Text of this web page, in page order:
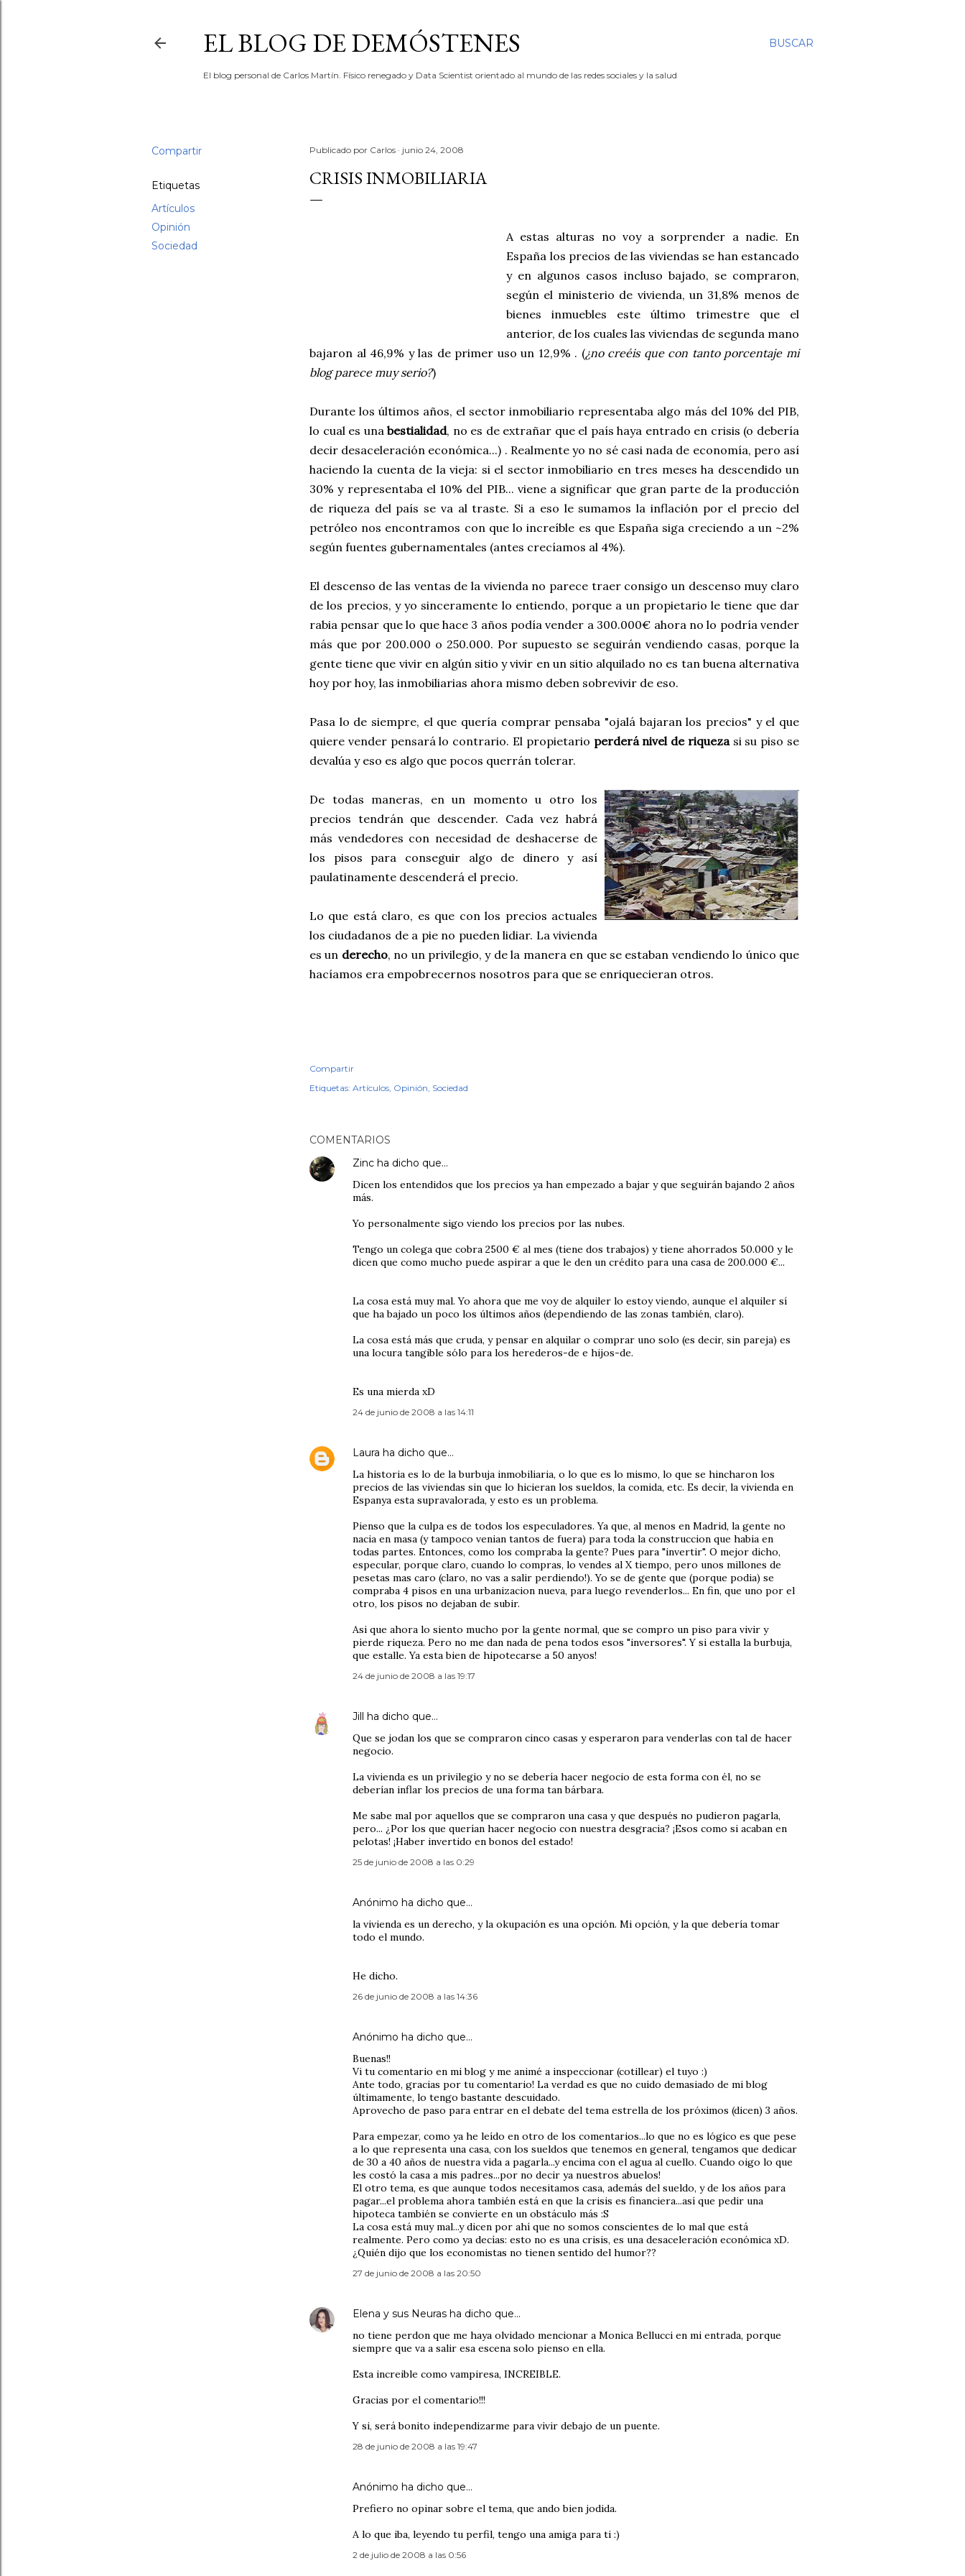
BUSCAR
EL BLOG DE DEMÓSTENES
El blog personal de Carlos Martín. Físico renegado y Data Scientist orientado al mundo de las redes sociales y la salud
Compartir
Etiquetas
Artículos
Opinión
Sociedad
Publicado por Carlos junio 24, 2008
CRISIS INMOBILIARIA
A estas alturas no voy a sorprender a nadie. En
España los precios de las viviendas se han estancado
y en algunos casos incluso bajado, se compraron,
según el ministerio de vivienda, un 31,8% menos de
bienes inmuebles este último trimestre que el
anterior, de los cuales las viviendas de segunda mano
bajaron al 46,9% y las de primer uso un 12,9% . (¿no creéis que con tanto porcentaje mi
blog parece muy serio?)
Durante los últimos años, el sector inmobiliario representaba algo más del 10% del PIB,
lo cual es unabestialidad, no es de extrañar que el país haya entrado en crisis (o debería
decir desaceleración económica...) . Realmente yo no sé casi nada de economía, pero así
haciendo la cuenta de la vieja: si el sector inmobiliario en tres meses ha descendido un
30% y representaba el 10% del PIB... viene a significar que gran parte de la producción
de riqueza del país se va al traste. Si a eso le sumamos la inflación por el precio del
petróleo nos encontramos con que lo increíble es que España siga creciendo a un ~2%
según fuentes gubernamentales (antes crecíamos al 4%).
El descenso de las ventas de la vivienda no parece traer consigo un descenso muy claro
de los precios, y yo sinceramente lo entiendo, porque a un propietario le tiene que dar
rabia pensar que lo que hace 3 años podía vender a 300.000€ ahora no lo podría vender
más que por 200.000 o 250.000. Por supuesto se seguirán vendiendo casas, porque la
gente tiene que vivir en algún sitio y vivir en un sitio alquilado no es tan buena alternativa
hoy por hoy, las inmobiliarias ahora mismo deben sobrevivir de eso.
Pasa lo de siempre, el que quería comprar pensaba "ojalá bajaran los precios" y el que
quiere vender pensará lo contrario. El propietario perderá nivel de riquezasi su piso se
devalúa y eso es algo que pocos querrán tolerar.
De todas maneras, en un momento u otro los
precios tendrán que descender. Cada vez habrá
más vendedores con necesidad de deshacerse de
los pisos para conseguir algo de dinero y así
paulatinamente descenderá el precio.
Lo que está claro, es que con los precios actuales
los ciudadanos de a pie no pueden lidiar. La vivienda
es un derecho, no un privilegio, y de la manera en que se estaban vendiendo lo único que
hacíamos era empobrecernos nosotros para que se enriquecieran otros.
Compartir
Etiquetas: Artículos Opinión Sociedad
COMENTARIOS
Zinc ha dicho que…
Dicen los entendidos que los precios ya han empezado a bajar y que seguirán bajando 2 años
más.
Yo personalmente sigo viendo los precios por las nubes.
Tengo un colega que cobra 2500 € al mes (tiene dos trabajos) y tiene ahorrados 50.000 y le
dicen que como mucho puede aspirar a que le den un crédito para una casa de 200.000 €...
La cosa está muy mal. Yo ahora que me voy de alquiler lo estoy viendo, aunque el alquiler sí
que ha bajado un poco los últimos años (dependiendo de las zonas también, claro).
La cosa está más que cruda, y pensar en alquilar o comprar uno solo (es decir, sin pareja) es
una locura tangible sólo para los herederos-de e hijos-de.
Es una mierda xD
24 de junio de 2008 a las 14:11
Laura ha dicho que…
La historia es lo de la burbuja inmobiliaria, o lo que es lo mismo, lo que se hincharon los
precios de las viviendas sin que lo hicieran los sueldos, la comida, etc. Es decir, la vivienda en
Espanya esta supravalorada, y esto es un problema.
Pienso que la culpa es de todos los especuladores. Ya que, al menos en Madrid, la gente no
nacia en masa (y tampoco venian tantos de fuera) para toda la construccion que habia en
todas partes. Entonces, como los compraba la gente? Pues para "invertir". O mejor dicho,
especular, porque claro, cuando lo compras, lo vendes al X tiempo, pero unos millones de
pesetas mas caro (claro, no vas a salir perdiendo!). Yo se de gente que (porque podia) se
compraba 4 pisos en una urbanizacion nueva, para luego revenderlos... En fin, que uno por el
otro, los pisos no dejaban de subir.
Asi que ahora lo siento mucho por la gente normal, que se compro un piso para vivir y
pierde riqueza. Pero no me dan nada de pena todos esos "inversores". Y si estalla la burbuja,
que estalle. Ya esta bien de hipotecarse a 50 anyos!
24 de junio de 2008 a las 19:17
Jill ha dicho que…
Que se jodan los que se compraron cinco casas y esperaron para venderlas con tal de hacer
negocio.
La vivienda es un privilegio y no se debería hacer negocio de esta forma con él, no se
deberían inflar los precios de una forma tan bárbara.
Me sabe mal por aquellos que se compraron una casa y que después no pudieron pagarla,
pero... ¿Por los que querían hacer negocio con nuestra desgracia? ¡Esos como si acaban en
pelotas! ¡Haber invertido en bonos del estado!
25 de junio de 2008 a las 0:29
Anónimo ha dicho que…
la vivienda es un derecho, y la okupación es una opción. Mi opción, y la que debería tomar
todo el mundo.
He dicho.
26 de junio de 2008 a las 14:36
Anónimo ha dicho que…
Buenas!!
Vi tu comentario en mi blog y me animé a inspeccionar (cotillear) el tuyo :)
Ante todo, gracias por tu comentario! La verdad es que no cuido demasiado de mi blog
últimamente, lo tengo bastante descuidado.
Aprovecho de paso para entrar en el debate del tema estrella de los próximos (dicen) 3 años.
Para empezar, como ya he leído en otro de los comentarios...lo que no es lógico es que pese
a lo que representa una casa, con los sueldos que tenemos en general, tengamos que dedicar
de 30 a 40 años de nuestra vida a pagarla...y encima con el agua al cuello. Cuando oigo lo que
les costó la casa a mis padres...por no decir ya nuestros abuelos!
El otro tema, es que aunque todos necesitamos casa, además del sueldo, y de los años para
pagar...el problema ahora también está en que la crisis es financiera...así que pedir una
hipoteca también se convierte en un obstáculo más :S
La cosa está muy mal...y dicen por ahí que no somos conscientes de lo mal que está
realmente. Pero como ya decías: esto no es una crisis, es una desaceleración económica xD.
¿Quién dijo que los economistas no tienen sentido del humor??
27 de junio de 2008 a las 20:50
Elena y sus Neuras ha dicho que…
no tiene perdon que me haya olvidado mencionar a Monica Bellucci en mi entrada, porque
siempre que va a salir esa escena solo pienso en ella.
Esta increible como vampiresa, INCREIBLE.
Gracias por el comentario!!!
Y si, será bonito independizarme para vivir debajo de un puente.
28 de junio de 2008 a las 19:47
Anónimo ha dicho que…
Prefiero no opinar sobre el tema, que ando bien jodida.
A lo que iba, leyendo tu perfil, tengo una amiga para ti :)
2 de julio de 2008 a las 0:56